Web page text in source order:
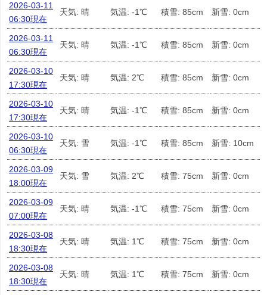
2026-03-11
06:30現在
天気: 晴 気温: -1℃ 積雪: 85cm 新雪: 0cm
2026-03-11
06:30現在
天気: 晴 気温: -1℃ 積雪: 85cm 新雪: 0cm
2026-03-10
17:30現在
天気: 晴 気温: 2℃ 積雪: 85cm 新雪: 0cm
2026-03-10
17:30現在
天気: 晴 気温: -1℃ 積雪: 85cm 新雪: 0cm
2026-03-10
06:30現在
天気: 雪 気温: -1℃ 積雪: 85cm 新雪: 10cm
2026-03-09
18:00現在
天気: 雪 気温: 2℃ 積雪: 75cm 新雪: 0cm
2026-03-09
07:00現在
天気: 晴 気温: -1℃ 積雪: 75cm 新雪: 0cm
2026-03-08
18:30現在
天気: 晴 気温: 1℃ 積雪: 75cm 新雪: 0cm
2026-03-08
18:30現在
天気: 晴 気温: 1℃ 積雪: 75cm 新雪: 0cm